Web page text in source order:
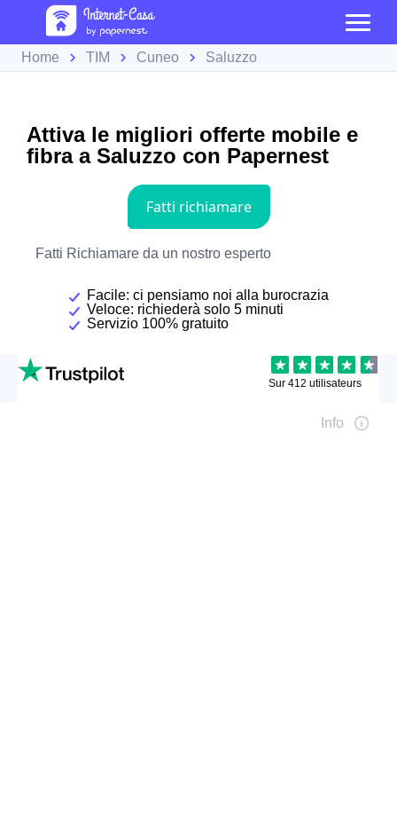
Home TIM Cuneo Saluzzo